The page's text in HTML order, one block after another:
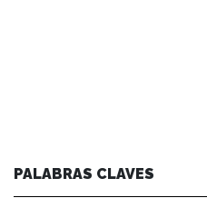
PALABRAS CLAVES